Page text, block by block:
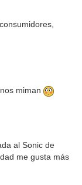
miman
al Sonic de
me gusta más